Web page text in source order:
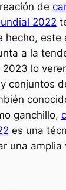
de
2022
hecho, este
a la
2023 lo
conjuntos
ganchillo,
es una
una amplia